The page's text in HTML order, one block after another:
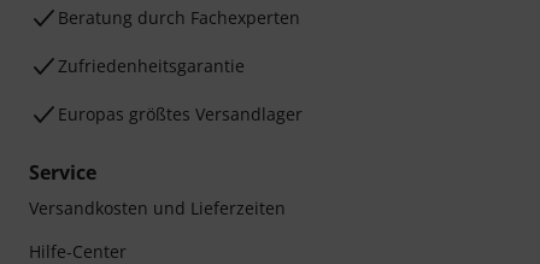
Beratung durch Fachexperten
Zufriedenheitsgarantie
Europas größtes Versandlager
Service
Versandkosten und Lieferzeiten
Hilfe-Center